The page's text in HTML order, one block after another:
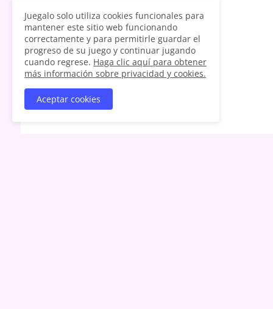
Juegalo solo utiliza cookies funcionales para
mantener este sitio web funcionando
correctamente y para permitirle guardar el
progreso de su juego y continuar jugando
cuando regrese. Haga clic aquí para obtener
más información sobre privacidad y cookies.
Aceptar cookies